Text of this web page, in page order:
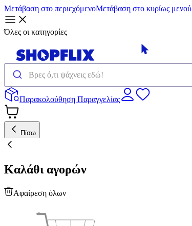
Μετάβαση στο περιεχόμενοΜετάβαση στο κυρίως μενού
Όλες οι κατηγορίες
Παρακολούθηση Παραγγελίας
Πίσω
Καλάθι αγορών
Αφαίρεση όλων